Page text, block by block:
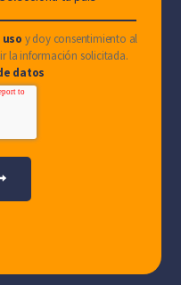
y doy consentimiento al
la información solicitada.
datos